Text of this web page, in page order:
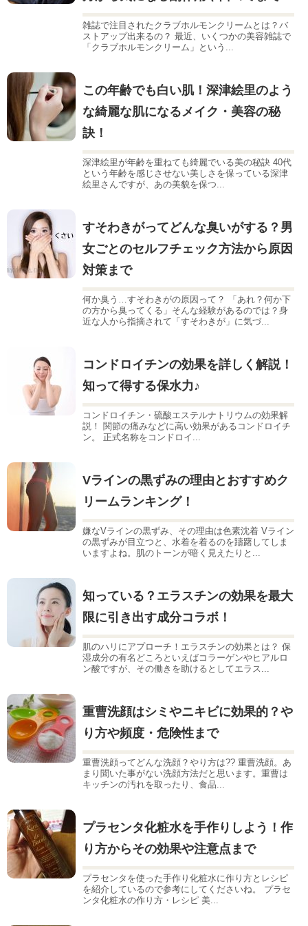
雑誌で注目されたクラブホルモンクリームとは？バ
ストアップ出来るの？ 最近、いくつかの美容雑誌で
「クラブホルモンクリーム」という...
この年齢でも白い肌！深津絵里のよう
な綺麗な肌になるメイク・美容の秘
訣！
深津絵里が年齢を重ねても綺麗でいる美の秘訣 40代
という年齢を感じさせない美しさを保っている深津
絵里さんですが、あの美貌を保つ...
すそわきがってどんな臭いがする？男
女ごとのセルフチェック方法から原因
対策まで
何か臭う…すそわきがの原因って？ 「あれ？何か下
の方から臭ってくる」そんな経験があるのでは？身
近な人から指摘されて「すそわきが」に気づ...
コンドロイチンの効果を詳しく解説！
知って得する保水力♪
コンドロイチン・硫酸エステルナトリウムの効果解
説！ 関節の痛みなどに高い効果があるコンドロイチ
ン。 正式名称をコンドロイ...
Vラインの黒ずみの理由とおすすめク
リームランキング！
嫌なVラインの黒ずみ、その理由は色素沈着 Vライン
の黒ずみが目立つと、水着を着るのを躊躇してしま
いますよね。肌のトーンが暗く見えたりと...
知っている？エラスチンの効果を最大
限に引き出す成分コラボ！
肌のハリにアプローチ！エラスチンの効果とは？ 保
湿成分の有名どころといえばコラーゲンやヒアルロ
ン酸ですが、その働きを助けるとしてエラス...
重曹洗顔はシミやニキビに効果的？や
り方や頻度・危険性まで
重曹洗顔ってどんな洗顔？やり方は?? 重曹洗顔。あ
まり聞いた事がない洗顔方法だと思います。重曹は
キッチンの汚れを取ったり、食品...
プラセンタ化粧水を手作りしよう！作
り方からその効果や注意点まで
プラセンタを使った手作り化粧水に作り方とレシピ
を紹介しているので参考にしてくださいね。 プラセ
ンタ化粧水の作り方・レシピ 美...